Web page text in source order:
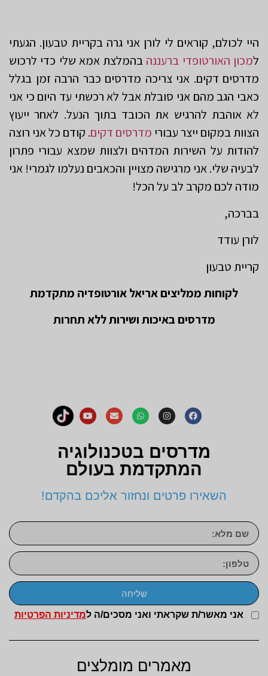
היי לכולם, קוראים לי לורן אני גרה בקריית טבעון. הגעתי
למכון האורטופדי ברעננה בהמלצת אמא שלי כדי לרכוש
מדרסים דקים. אני צריכה מדרסים כבר הרבה זמן בגלל
כאבי הגב מהם אני סובלת אבל לא רכשתי עד היום כי אני
לא אוהבת להרגיש את הכובד בתוך הנעל. לאחר ייעוץ
הצוות במקום ייצר עבורי מדרסים דקים. קודם כל אני רוצה
להודות על השירות המדהים ולצוות שמצא עבורי פתרון
לבעיה שלי. אני מרגישה מצויין והכאבים נעלמו לגמרי! אני
מודה לכם מקרב לב על הכל!
בברכה,
לורן עודד
קריית טבעון
לקוחות ממליצים אריאל אורטופדיה מתקדמת
מדרסים באיכות ושירות ללא תחרות
מדרסים בטכנולוגיה
המתקדמת בעולם
השאירו פרטים ונחזור אליכם בהקדם!
אני מאשר/ת שקראתי ואני מסכים/ה למדיניות הפרטיות
שליחה
מאמרים מומלצים